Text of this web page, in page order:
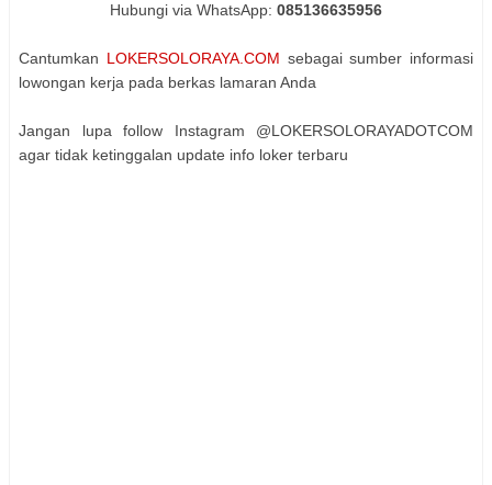
Hubungi via WhatsApp: 085136635956
Cantumkan LOKERSOLORAYA.COM sebagai sumber informasi
lowongan kerja pada berkas lamaran Anda
Jangan lupa follow Instagram @LOKERSOLORAYADOTCOM
agar tidak ketinggalan update info loker terbaru